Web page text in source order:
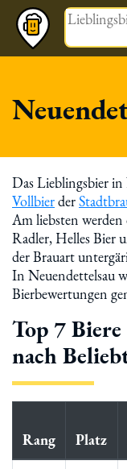
Das Lieblingsbier
Vollbierder
Am liebsten werden
Radler, Helles Bier
der Brauart
In Neuendettelsau
Bierbewertungen
Top 7
nach
Rang Platz